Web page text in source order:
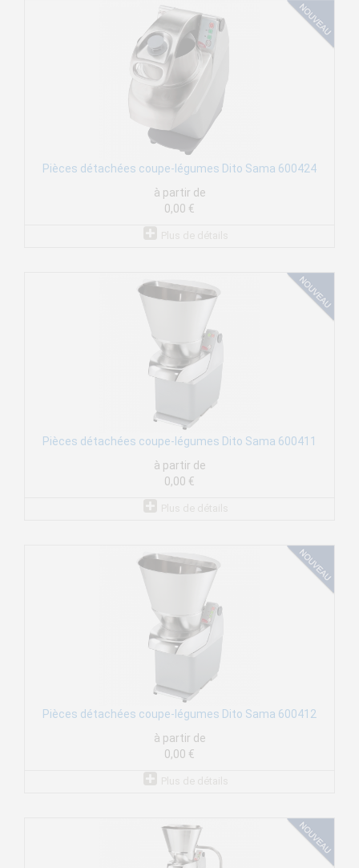
Pièces détachées coupe-légumes Dito Sama 600424
à partir de
0,00 €
Pièces détachées coupe-légumes Dito Sama 600411
à partir de
0,00 €
Pièces détachées coupe-légumes Dito Sama 600412
à partir de
0,00 €